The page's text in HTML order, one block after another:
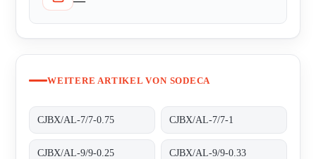
WEITERE ARTIKEL VON SODECA
CJBX/AL-7/7-0.75 CJBX/AL-7/7-1
CJBX/AL-9/9-0.25 CJBX/AL-9/9-0.33